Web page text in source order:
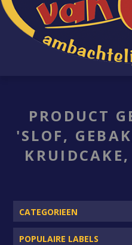
PRODUCT
'SLOF,
CATEGORIEEN
POPULAIRE LABELS